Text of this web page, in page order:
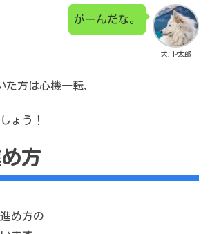
犬川P太郎
がーんだな。
た方は心機一転、
ょう！
方
め方の